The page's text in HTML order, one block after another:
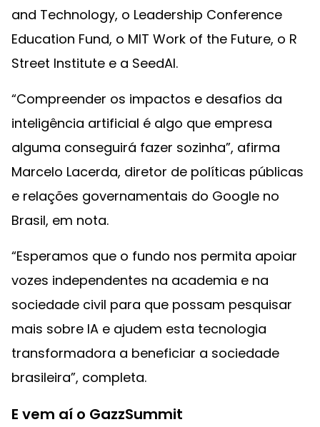
and Technology, o Leadership Conference
Education Fund, o MIT Work of the Future, o R
Street Institute e a SeedAI.
“Compreender os impactos e desafios da
inteligência artificial é algo que empresa
alguma conseguirá fazer sozinha”, afirma
Marcelo Lacerda, diretor de políticas públicas
e relações governamentais do Google no
Brasil, em nota.
“Esperamos que o fundo nos permita apoiar
vozes independentes na academia e na
sociedade civil para que possam pesquisar
mais sobre IA e ajudem esta tecnologia
transformadora a beneficiar a sociedade
brasileira”, completa.
E vem aí o GazzSummit